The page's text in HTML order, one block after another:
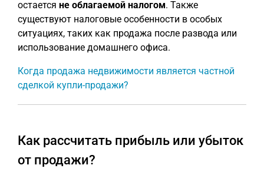
остается не облагаемой налогом. Также
существуют налоговые особенности в особых
ситуациях, таких как продажа после развода или
использование домашнего офиса.
Когда продажа недвижимости является частной
сделкой купли-продажи?
Как рассчитать прибыль или убыток
от продажи?